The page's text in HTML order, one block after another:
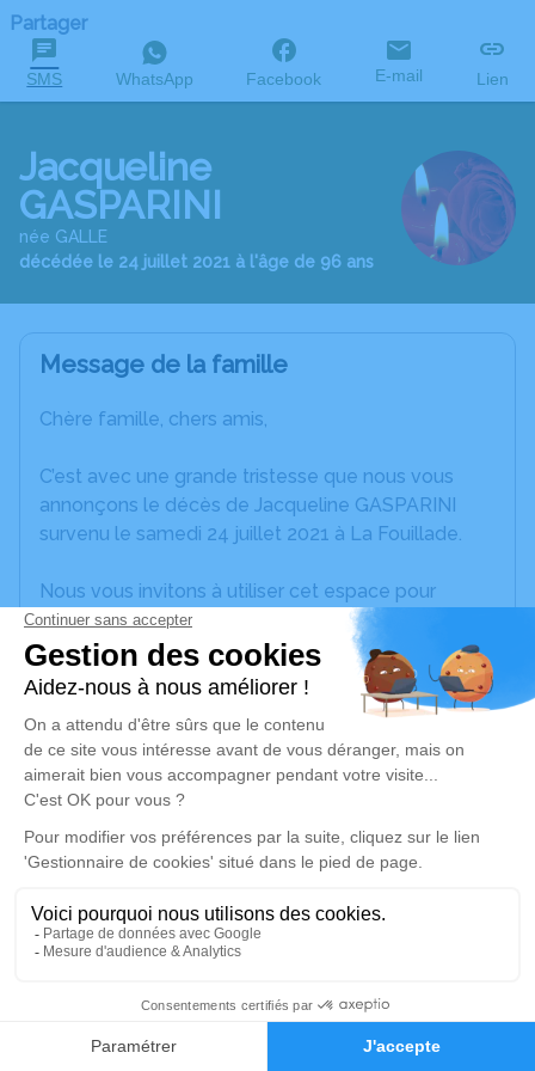
Faire-part Hommages
Partager
SMS WhatsApp Facebook E-mail Lien
Jacqueline
GASPARINI
née GALLE
décédée le 24 juillet 2021 à l'âge de 96 ans
Message de la famille
Chère famille, chers amis,
C’est avec une grande tristesse que nous vous
annonçons le décès de Jacqueline GASPARINI
survenu le samedi 24 juillet 2021 à La Fouillade.
Nous vous invitons à utiliser cet espace pour
laisser vos condoléances, partager des photos
souvenirs, une anecdote ou exprimer vos pensées
à travers des poèmes ou des textes. Cet endroit
est un lieu d'expression dédié à honorer la
mémoire de Jacqueline GASPARINI.
Un service de plantation d’arbre hommage est
disponible ici.
Je rends hommage
Cérémonie religieuse
Eglise de La Fouillade
12270 La Fouillade